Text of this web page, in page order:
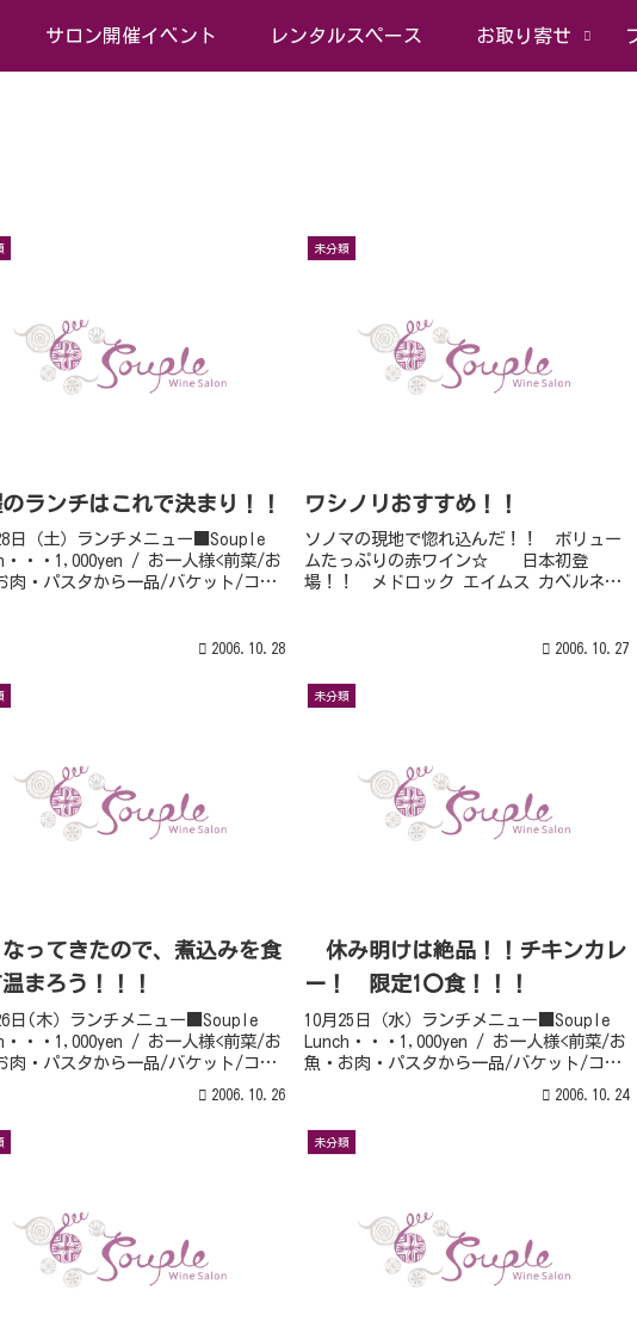
サロン開催イベント レンタルスペース お取り寄せ
ランチはこれで決まり！！
日（土）ランチメニュー■Souple
・・・1,000yen / お一人様<前菜/お
肉・パスタから一品/バケット/コー
2006.10.28
未分類
ワシノリおすすめ！！
ソノマの現地で惚れ込んだ！！ ボリュー
ムたっぷりの赤ワイン☆ 日本初登
場！！ メドロック エイムス カベルネソ
ラス￥2.000 現地でもまだ知られていな
2006.10.27
ってきたので、煮込みを食
まろう！！！
日(木）ランチメニュー■Souple
・・・1,000yen / お一人様<前菜/お
肉・パスタから一品/バケット/コー
～～前菜 ・ ・魚介のエスカ
ュ ・牛...
2006.10.26
未分類
休み明けは絶品！！チキンカレ
ー！ 限定1〇食！！！
10月25日（水）ランチメニュー■Souple
Lunch・・・1,000yen / お一人様<前菜/お
魚・お肉・パスタから一品/バケット/コー
+300yen --前菜 ・ ・魚介のエスカベ
ッシュ ・牛...
2006.10.24
未分類